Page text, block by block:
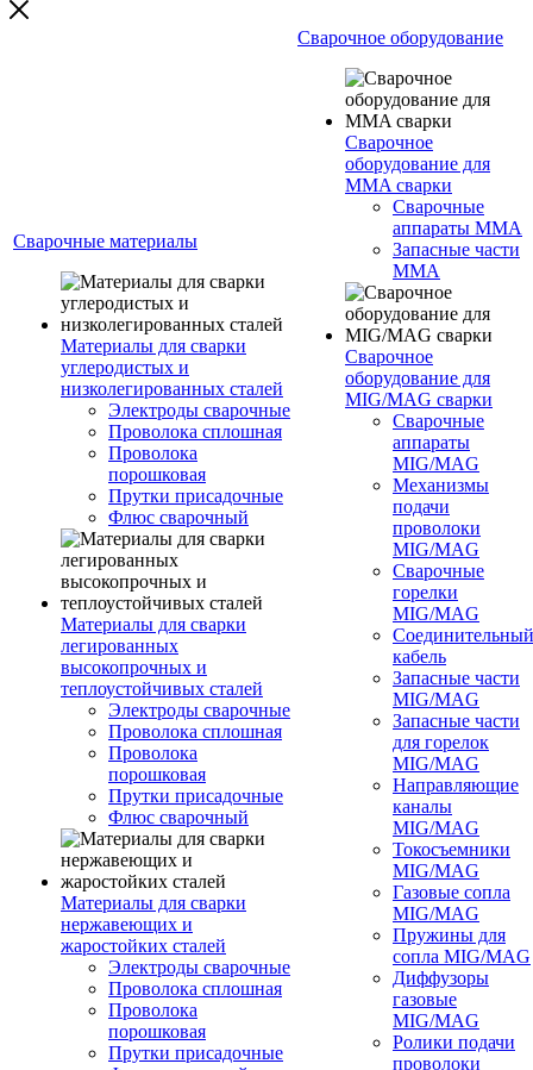
Сварочные материалы
Материалы для сварки
углеродистых и
низколегированных сталей
Электроды сварочные
Проволока сплошная
Проволока
порошковая
Прутки присадочные
Флюс сварочный
Материалы для сварки
легированных
высокопрочных и
теплоустойчивых сталей
Электроды сварочные
Проволока сплошная
Проволока
порошковая
Прутки присадочные
Флюс сварочный
Материалы для сварки
нержавеющих и
жаростойких сталей
Электроды сварочные
Проволока сплошная
Проволока
порошковая
Прутки присадочные
Сварочное оборудование
Сварочное
оборудование для
MMA сварки
Сварочные
аппараты MMA
Запасные части
MMA
Сварочное
оборудование для
MIG/MAG сварки
Сварочные
аппараты
MIG/MAG
Механизмы
подачи
проволоки
MIG/MAG
Сварочные
горелки
MIG/MAG
Соединительный
кабель
Запасные части
MIG/MAG
Запасные части
для горелок
MIG/MAG
Направляющие
каналы
MIG/MAG
Токосъемники
MIG/MAG
Газовые сопла
MIG/MAG
Пружины для
сопла MIG/MAG
Диффузоры
газовые
MIG/MAG
Ролики подачи
проволоки